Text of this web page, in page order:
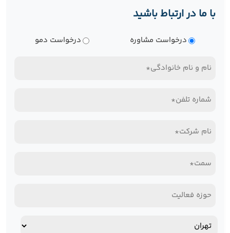
با ما در ارتباط باشید
درخواست مشاوره درخواست دمو
نام
نام
(Required)
تلفن
(Required)نام
(Required)سمت*
حوزه
آدرس